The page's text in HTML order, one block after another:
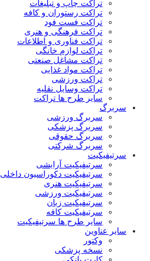
تراکت چاپ و تبلیغات
تراکت رستوران و کافه
تراکت فست فود
تراکت فرهنگی و هنری
تراکت فناوری و اطلاعات
تراکت لوازم خانگی
تراکت مشاغل صنعتی
تراکت مواد غذایی
تراکت ورزشی
تراکت وسایل نقلیه
سایر طرح ها تراکت
سربرگ
سربرگ ورزشی
سربرگ پزشکی
سربرگ حقوقی
سربرگ شرکتی
سرتیفیکیت
سرتیفیکیت آرایشی
سرتیفیکیت دکوراسیون داخلی
سرتیفیکیت هنری
سرتیفیکیت ورزشی
سرتیفیکیت زبان
سرتیفیکیت کافه
سایر طرح ها سرتیفیکیت
سایر عناوین
وکتور
نسخه پزشکی